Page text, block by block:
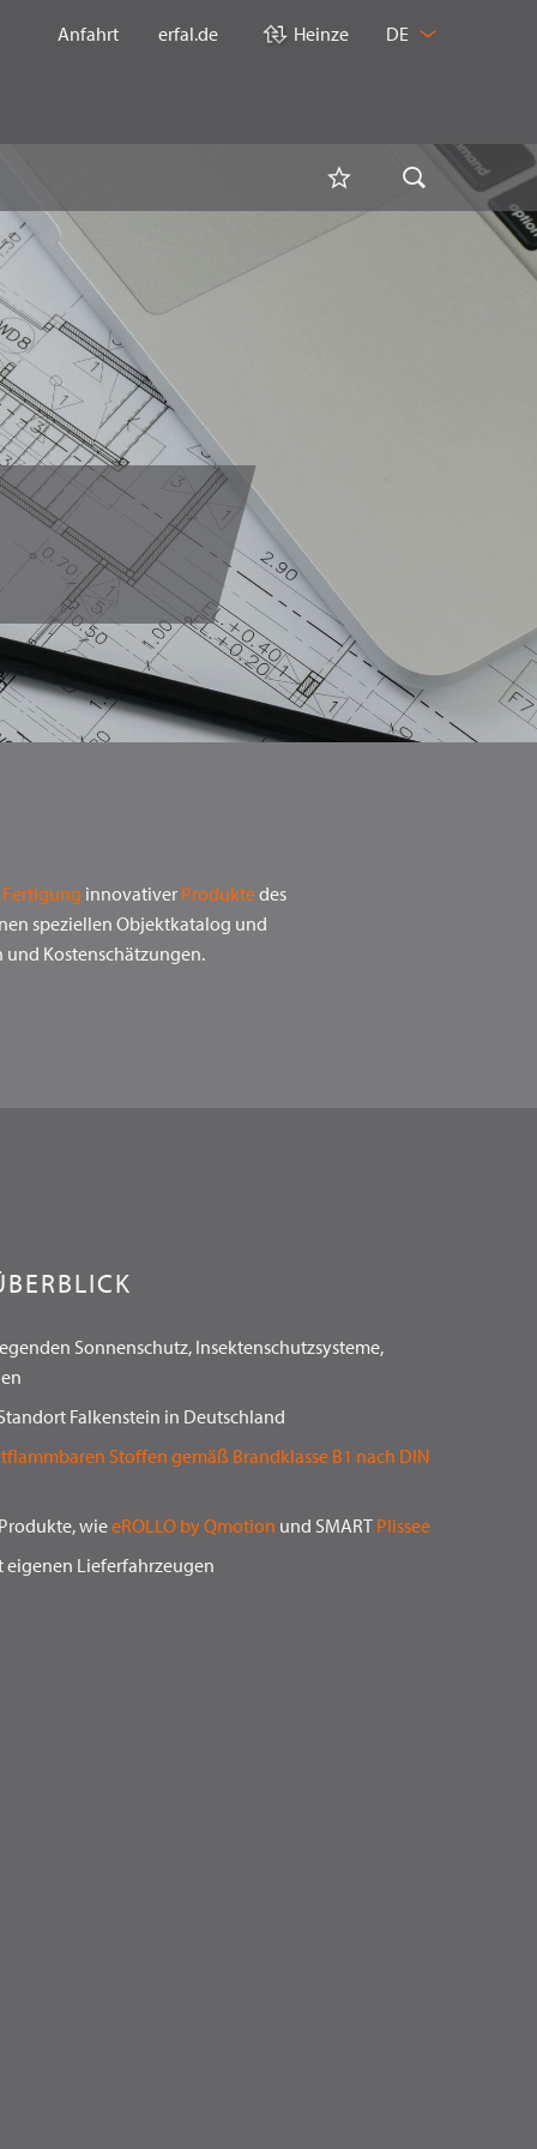
Merkliste
Anfahrt erfal.de Heinze
WECHSELN
DE
innovativer Produktedes
speziellen Objektkatalog und
Kostenschätzungen.
Sonnenschutz, Insektenschutzsysteme,
Falkenstein in Deutschland
Stoffen gemäß Brandklasse B1 nach DIN
wieeROLLO by Qmotion und SMART Plissee
Lieferfahrzeugen